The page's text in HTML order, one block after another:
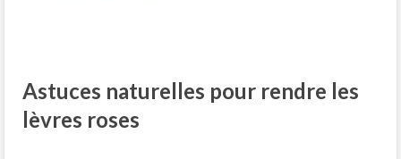
Astuces naturelles pour rendre les
lèvres roses